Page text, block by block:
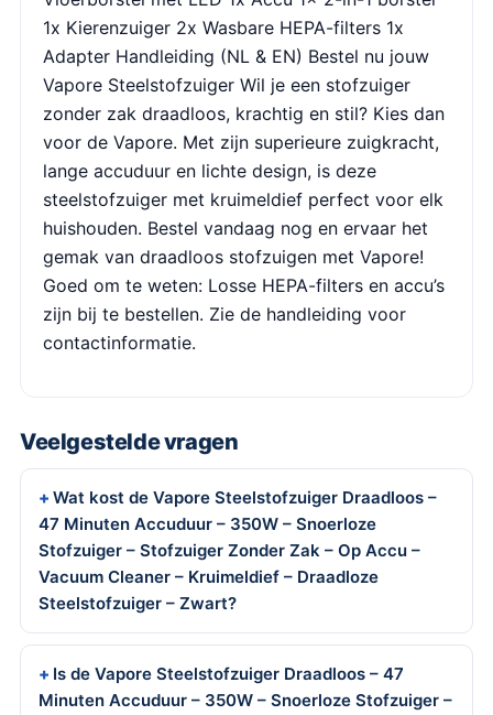
1x Kierenzuiger 2x Wasbare HEPA-filters 1x
Adapter Handleiding (NL & EN) Bestel nu jouw
Vapore Steelstofzuiger Wil je een stofzuiger
zonder zak draadloos, krachtig en stil? Kies dan
voor de Vapore. Met zijn superieure zuigkracht,
lange accuduur en lichte design, is deze
steelstofzuiger met kruimeldief perfect voor elk
huishouden. Bestel vandaag nog en ervaar het
gemak van draadloos stofzuigen met Vapore!
Goed om te weten: Losse HEPA-filters en accu’s
zijn bij te bestellen. Zie de handleiding voor
contactinformatie.
Veelgestelde vragen
Wat kost de Vapore Steelstofzuiger Draadloos –
47 Minuten Accuduur – 350W – Snoerloze
Stofzuiger – Stofzuiger Zonder Zak – Op Accu –
Vacuum Cleaner – Kruimeldief – Draadloze
Steelstofzuiger – Zwart?
Is de Vapore Steelstofzuiger Draadloos – 47
Minuten Accuduur – 350W – Snoerloze Stofzuiger –